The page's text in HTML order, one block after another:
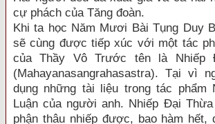
cự phách của Tăng đoàn.
Khi ta học Năm Mươi Bài Tụng Duy
sẽ cùng được tiếp xúc với một tác
của Thầy Vô Trước tên là Nhiếp
(Mahayanasangrahasastra). Tại vì
dụng những tài liệu trong tác phẩm
Luận của người anh. Nhiếp Đại
phận thâu nhiếp được, bao hàm hết,